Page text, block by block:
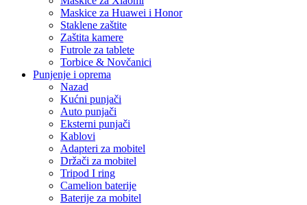
Maskice za Huawei i Honor
Staklene zaštite
Zaštita kamere
Futrole za tablete
Torbice & Novčanici
Punjenje i oprema
Nazad
Kućni punjači
Auto punjači
Eksterni punjači
Kablovi
Adapteri za mobitel
Držači za mobitel
Tripod I ring
Camelion baterije
Baterije za mobitel